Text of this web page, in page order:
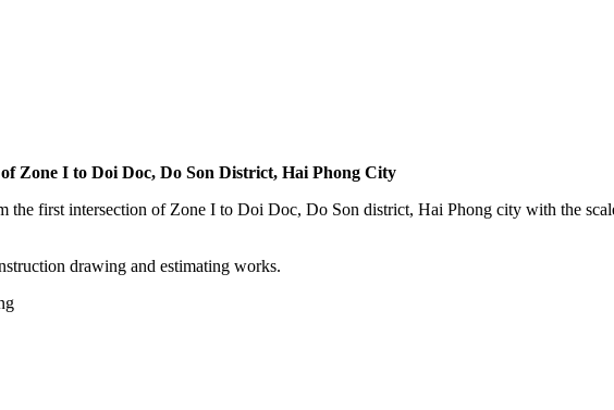
Zone I to Doi Doc, Do Son District, Hai Phong City
the first intersection of Zone I to Doi Doc, Do Son district, Hai Phong city with the
drawing and estimating works.